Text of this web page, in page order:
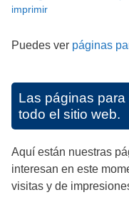
imprimir
Puedes ver páginas
Las páginas
todo el sitio web.
Aquí están nuestras
interesan en este
visitas y de